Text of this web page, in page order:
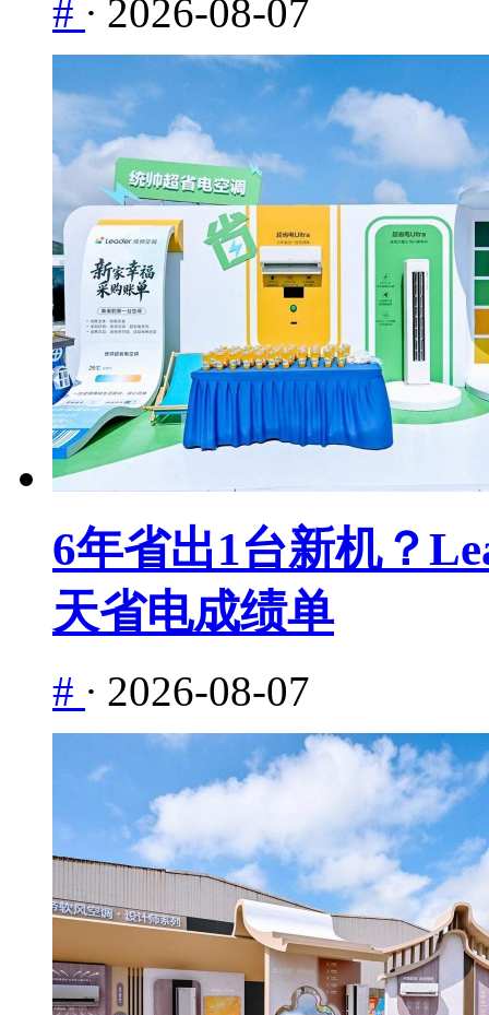
# · 2026-08-07
6年省出1台新机？
天省电成绩单
# · 2026-08-07